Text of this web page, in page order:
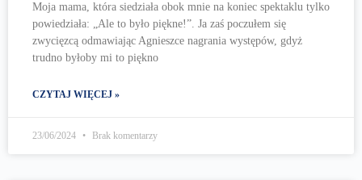
Moja mama, która siedziała obok mnie na koniec spektaklu tylko
powiedziała: „Ale to było piękne!”. Ja zaś poczułem się
zwycięzcą odmawiając Agnieszce nagrania występów, gdyż
trudno byłoby mi to piękno
CZYTAJ WIĘCEJ »
23/06/2024 Brak komentarzy